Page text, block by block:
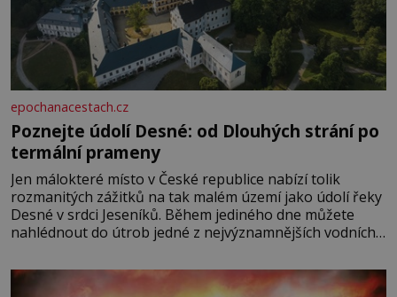
epochanacestach.cz
Poznejte údolí Desné: od Dlouhých strání po
termální prameny
Jen málokteré místo v České republice nabízí tolik
rozmanitých zážitků na tak malém území jako údolí řeky
Desné v srdci Jeseníků. Během jediného dne můžete
nahlédnout do útrob jedné z nejvýznamnějších vodních
se na koloběžce a den zakončit poznáváním památek ve
Velkých Losinách nebo v termálním